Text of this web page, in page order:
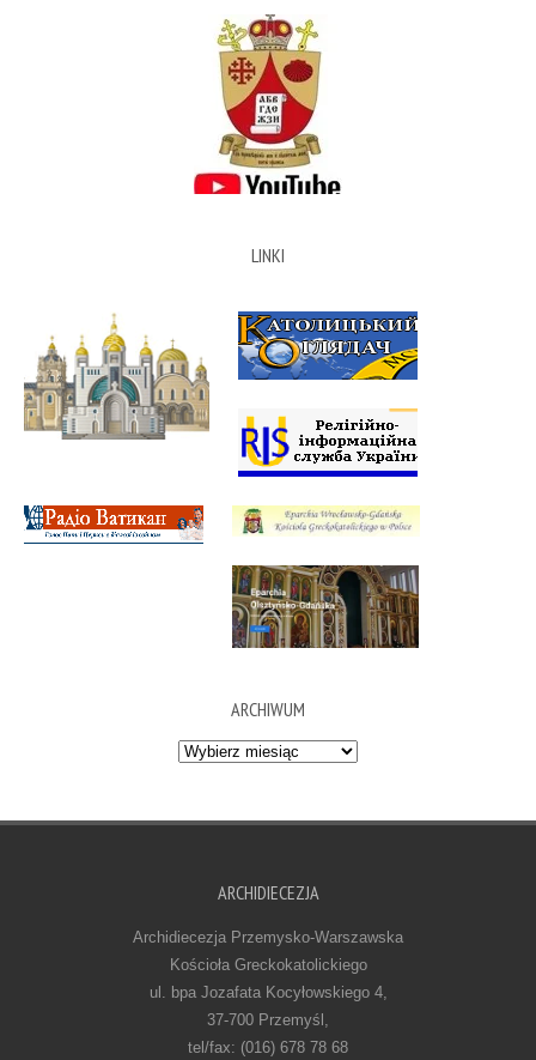
LINKI
ARCHIWUM
Archiwum
ARCHIDIECEZJA
Archidiecezja Przemysko-Warszawska
Kościoła Greckokatolickiego
ul. bpa Jozafata Kocyłowskiego 4,
37-700 Przemyśl,
tel/fax: (016) 678 78 68